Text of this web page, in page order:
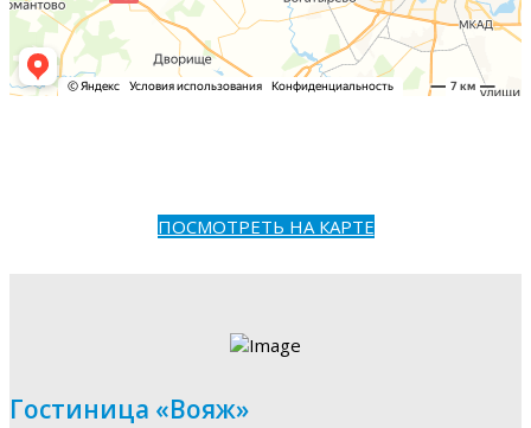
ПОСМОТРЕТЬ НА КАРТЕ
Гостиница «Вояж»